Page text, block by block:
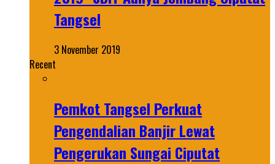
Tangsel
3 November 2019
Recent
Pemkot Tangsel Perkuat
Pengendalian Banjir Lewat
Pengerukan Sungai Ciputat